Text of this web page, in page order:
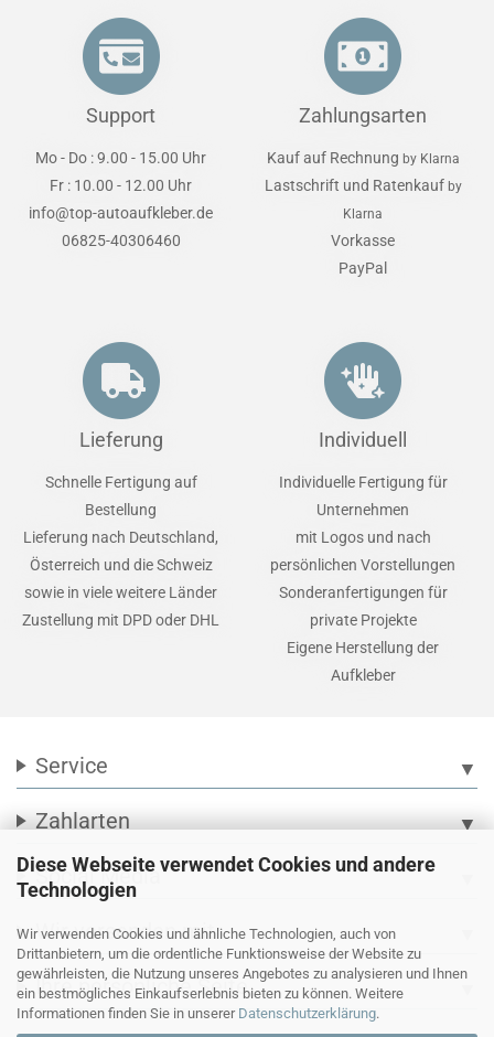
Diese Webseite verwendet Cookies und andere
Technologien
Wir verwenden Cookies und ähnliche Technologien, auch von
Drittanbietern, um die ordentliche Funktionsweise der Website zu
gewährleisten, die Nutzung unseres Angebotes zu analysieren und Ihnen
ein bestmögliches Einkaufserlebnis bieten zu können. Weitere
Informationen finden Sie in unserer Datenschutzerklärung.
Support
Mo - Do : 9.00 - 15.00 Uhr
Fr : 10.00 - 12.00 Uhr
info@top-autoaufkleber.de
06825-40306460
Zahlungsarten
Kauf auf Rechnung by Klarna
Lastschrift und Ratenkauf by
Klarna
Vorkasse
PayPal
Lieferung
Schnelle Fertigung auf
Bestellung
Lieferung nach Deutschland,
Österreich und die Schweiz
sowie in viele weitere Länder
Zustellung mit DPD oder DHL
Individuell
Individuelle Fertigung für
Unternehmen
mit Logos und nach
persönlichen Vorstellungen
Sonderanfertigungen für
private Projekte
Eigene Herstellung der
Aufkleber
Service ▼
Zahlarten ▼
Social Media
Wir versenden mit
Ihre persönliche Seite